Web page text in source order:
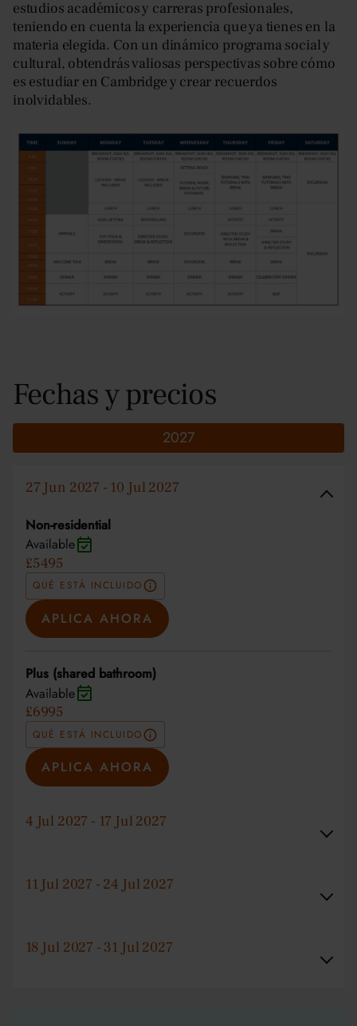
estudios académicos y carreras profesionales,
teniendo en cuenta la experiencia que ya tienes en la
materia elegida. Con un dinámico programa social y
cultural, obtendrás valiosas perspectivas sobre cómo
es estudiar en Cambridge y crear recuerdos
inolvidables.
Fechas y precios
2027
27 Jun 2027 - 10 Jul 2027
Non-residential
Available
£5495
QUÉ ESTÁ INCLUIDO
APLICA AHORA
Plus (shared bathroom)
Available
£6995
QUÉ ESTÁ INCLUIDO
APLICA AHORA
4 Jul 2027 - 17 Jul 2027
11 Jul 2027 - 24 Jul 2027
18 Jul 2027 - 31 Jul 2027